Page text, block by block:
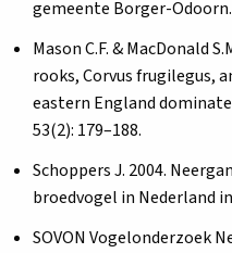
gemeente Borger-
Mason C.F. & MacDonald
rooks, Corvus frugilegus,
eastern England
53(2): 179–188.
Schoppers J. 2004.
broedvogel in Nederland
SOVON Vogelonderzoek